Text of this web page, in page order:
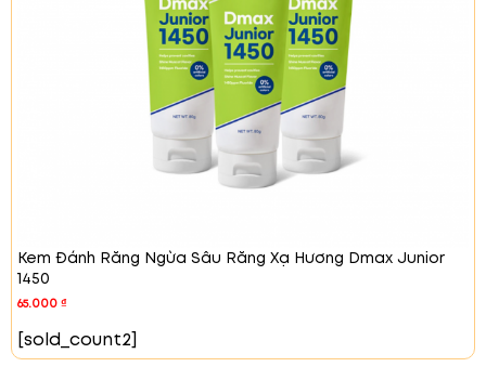
Tăng hiệu quả thẩm mỹ: Duy trì vẻ ngoài sáng
bóng và tự tin cho nụ cười của bạn.
Loại bỏ mảng bám: Giúp chống mảng bám và
bảo vệ sức khỏe răng miệng.
Hướng Dẫn Sử Dụng
: Lấy một lượng kem đánh răng vừa
đủ lên bàn chải và đánh răng như bình thường.
Sau khi sử dụng, hãy súc miệng thật sạch.
Kem Đánh Răng Ngừa Sâu Răng Xạ Hương Dmax Junior
1450
65.000₫
[sold_count2]